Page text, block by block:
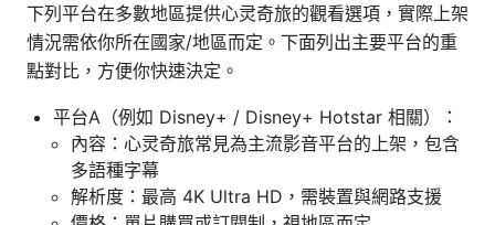
下列平台在多數地區提供心灵奇旅的觀看選項，實際上架
情況需依你所在國家/地區而定。下面列出主要平台的重
點對比，方便你快速決定。
平台A（例如 Disney+ / Disney+ Hotstar 相關）：
內容：心灵奇旅常見為主流影音平台的上架，包含
多語種字幕
解析度：最高 4K Ultra HD，需裝置與網路支援